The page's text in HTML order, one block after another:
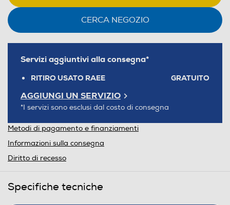
CERCA NEGOZIO
Servizi aggiuntivi alla consegna*
RITIRO USATO RAEE GRATUITO
AGGIUNGI UN SERVIZIO
*I servizi sono esclusi dal costo di consegna
Metodi di pagamento e finanziamenti
Informazioni sulla consegna
Diritto di recesso
Specifiche tecniche